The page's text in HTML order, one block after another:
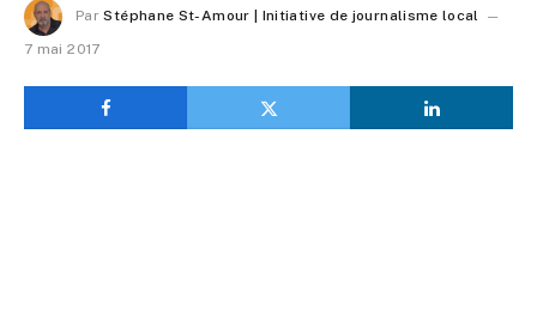
Par Stéphane St-Amour | Initiative de journalisme local
7 mai 2017